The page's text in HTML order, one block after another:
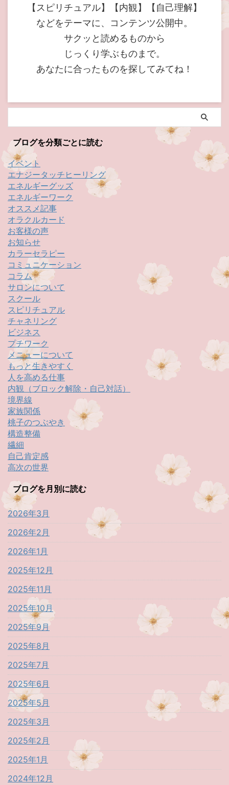
【スピリチュアル】【内観】【自己理解】
などをテーマに、コンテンツ公開中。
サクッと読めるものから
じっくり学ぶものまで。
あなたに合ったものを探してみてね！
ブログを分類ごとに読む
イベント
エナジータッチヒーリング
エネルギーグッズ
エネルギーワーク
オススメ記事
オラクルカード
お客様の声
お知らせ
カラーセラピー
コミュニケーション
コラム
サロンについて
スクール
スピリチュアル
チャネリング
ビジネス
プチワーク
メニューについて
もっと生きやすく
人を高める仕事
内観（ブロック解除・自己対話）
境界線
家族関係
桃子のつぶやき
構造整備
繊細
自己肯定感
高次の世界
ブログを月別に読む
2026年3月
2026年2月
2026年1月
2025年12月
2025年11月
2025年10月
2025年9月
2025年8月
2025年7月
2025年6月
2025年5月
2025年3月
2025年2月
2025年1月
2024年12月